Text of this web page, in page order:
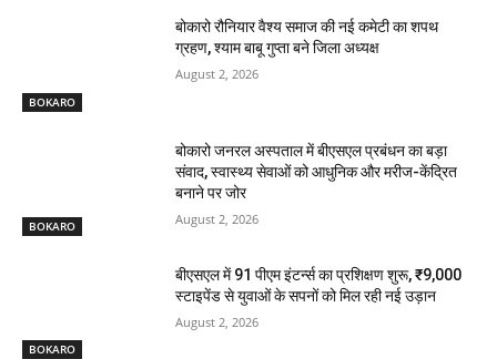
BOKARO
बोकारो रौनियार वैश्य समाज की नई कमेटी का शपथ
ग्रहण, श्याम बाबू गुप्ता बने जिला अध्यक्ष
August 2, 2026
BOKARO
बोकारो जनरल अस्पताल में बीएसएल प्रबंधन का बड़ा
संवाद, स्वास्थ्य सेवाओं को आधुनिक और मरीज-केंद्रित
बनाने पर जोर
August 2, 2026
BOKARO
बीएसएल में 91 पीएम इंटर्न्स का प्रशिक्षण शुरू, ₹9,000
स्टाइपेंड से युवाओं के सपनों को मिल रही नई उड़ान
August 2, 2026